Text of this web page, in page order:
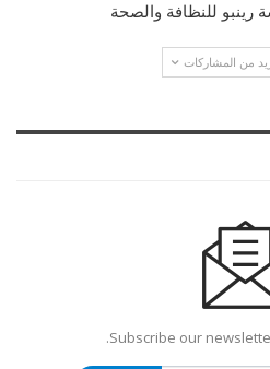
للنظافة والصحة
من المشاركات
Subscribe our